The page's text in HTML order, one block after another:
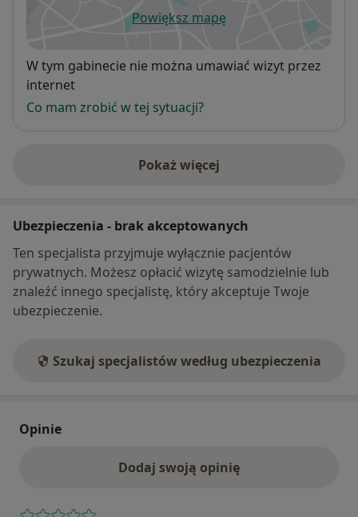
Powiększ mapęotwiera się w nowej karcie
Dostępność
W tym gabinecie nie można umawiać wizyt przez
internet
Co mam zrobić w tej sytuacji?
Pokaż więcej
o adresie
Ubezpieczenia - brak akceptowanych
Ten specjalista przyjmuje wyłącznie pacjentów
prywatnych. Możesz opłacić wizytę samodzielnie lub
znaleźć innego specjalistę, który akceptuje Twoje
ubezpieczenie.
Szukaj specjalistów według ubezpieczenia
Opinie
Dodaj swoją opinię